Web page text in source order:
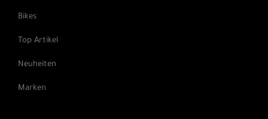
Bikes
Top Artikel
Neuheiten
Marken